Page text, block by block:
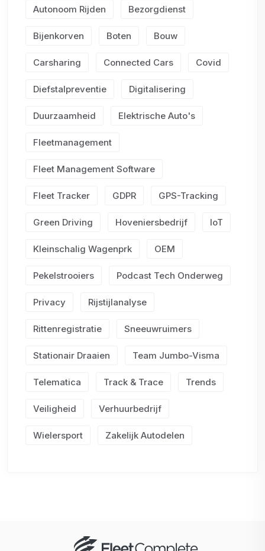
Autonoom Rijden Bezorgdienst
Bijenkorven Boten Bouw
Carsharing Connected Cars Covid
Diefstalpreventie Digitalisering
Duurzaamheid Elektrische Auto's
Fleetmanagement
Fleet Management Software
Fleet Tracker GDPR GPS-Tracking
Green Driving Hoveniersbedrijf IoT
Kleinschalig Wagenprk OEM
Pekelstrooiers Podcast Tech Onderweg
Privacy Rijstijlanalyse
Rittenregistratie Sneeuwruimers
Stationair Draaien Team Jumbo-Visma
Telematica Track & Trace Trends
Veiligheid Verhuurbedrijf
Wielersport Zakelijk Autodelen